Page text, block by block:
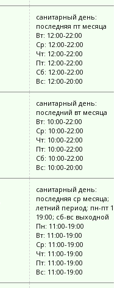
санитарный день:
последняя пт месяца
Вт: 12:00-22:00
Ср: 12:00-22:00
Чт: 12:00-22:00
Пт: 12:00-22:00
Сб: 12:00-22:00
Вс: 12:00-20:00
санитарный день:
последний вт месяца
Вт: 10:00-22:00
Ср: 10:00-22:00
Чт: 10:00-22:00
Пт: 10:00-22:00
Сб: 10:00-22:00
Вс: 10:00-20:00
санитарный день:
последняя ср месяца;
летний период: пн-пт
19:00; сб-вс выходной
Пн: 11:00-19:00
Вт: 11:00-19:00
Ср: 11:00-19:00
Чт: 11:00-19:00
Пт: 11:00-19:00
Вс: 11:00-19:00